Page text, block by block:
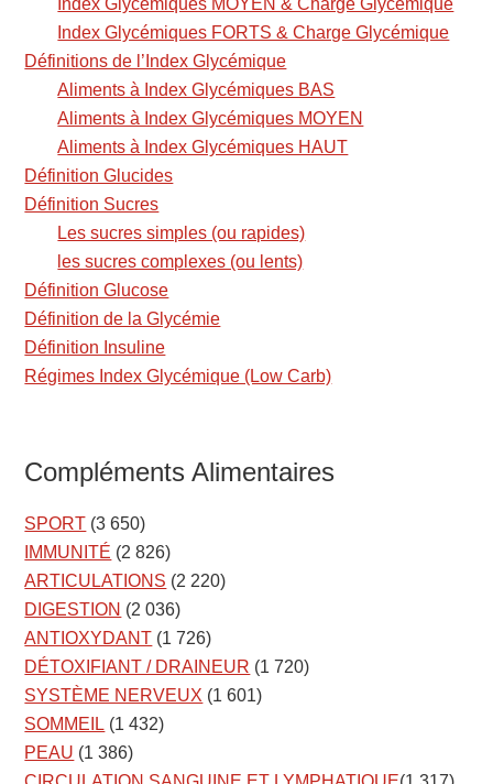
Index Glycémiques MOYEN & Charge Glycémique
Index Glycémiques FORTS & Charge Glycémique
Définitions de l’Index Glycémique
Aliments à Index Glycémiques BAS
Aliments à Index Glycémiques MOYEN
Aliments à Index Glycémiques HAUT
Définition Glucides
Définition Sucres
Les sucres simples (ou rapides)
les sucres complexes (ou lents)
Définition Glucose
Définition de la Glycémie
Définition Insuline
Régimes Index Glycémique (Low Carb)
Compléments Alimentaires
SPORT (3 650)
IMMUNITÉ (2 826)
ARTICULATIONS (2 220)
DIGESTION (2 036)
ANTIOXYDANT (1 726)
DÉTOXIFIANT / DRAINEUR (1 720)
SYSTÈME NERVEUX (1 601)
SOMMEIL (1 432)
PEAU (1 386)